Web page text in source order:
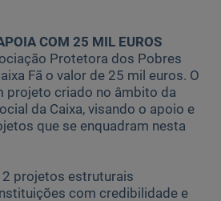
COM 25 MIL EUROS
Protetora dos Pobres
Fã o valor de 25 mil euros. O
projeto criado no âmbito da
da Caixa, visando o apoio e
que se enquadram nesta
projetos estruturais
com credibilidade e